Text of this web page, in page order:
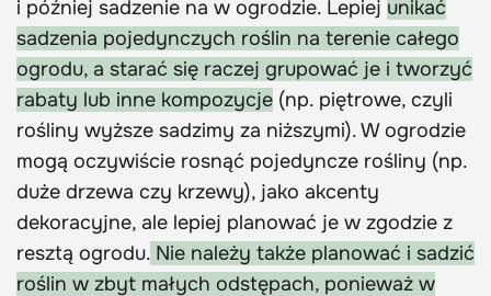
i później sadzenie na w ogrodzie. Lepiej unikać
sadzenia pojedynczych roślin na terenie całego
ogrodu, a starać się raczej grupować je i tworzyć
rabaty lub inne kompozycje (np. piętrowe, czyli
rośliny wyższe sadzimy za niższymi). W ogrodzie
mogą oczywiście rosnąć pojedyncze rośliny (np.
duże drzewa czy krzewy), jako akcenty
dekoracyjne, ale lepiej planować je w zgodzie z
resztą ogrodu. Nie należy także planować i sadzić
roślin w zbyt małych odstępach, ponieważ w